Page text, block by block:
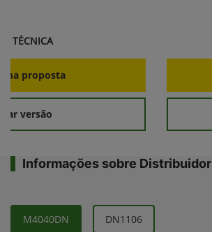
TÉCNICA
proposta
versão
Informações sobre
M4040DN DN1106